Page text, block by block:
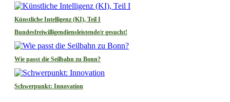
Künstliche Intelligenz (KI), Teil I
Bundesfreiwilligendiensleistende/r gesucht!
Wie passt die Seilbahn zu Bonn?
Schwerpunkt: Innovation